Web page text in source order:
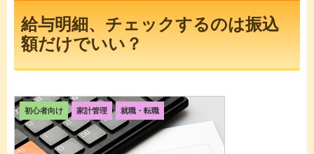
給与明細、チェックするのは振込
額だけでいい？
初心者向け 家計管理 就職・転職